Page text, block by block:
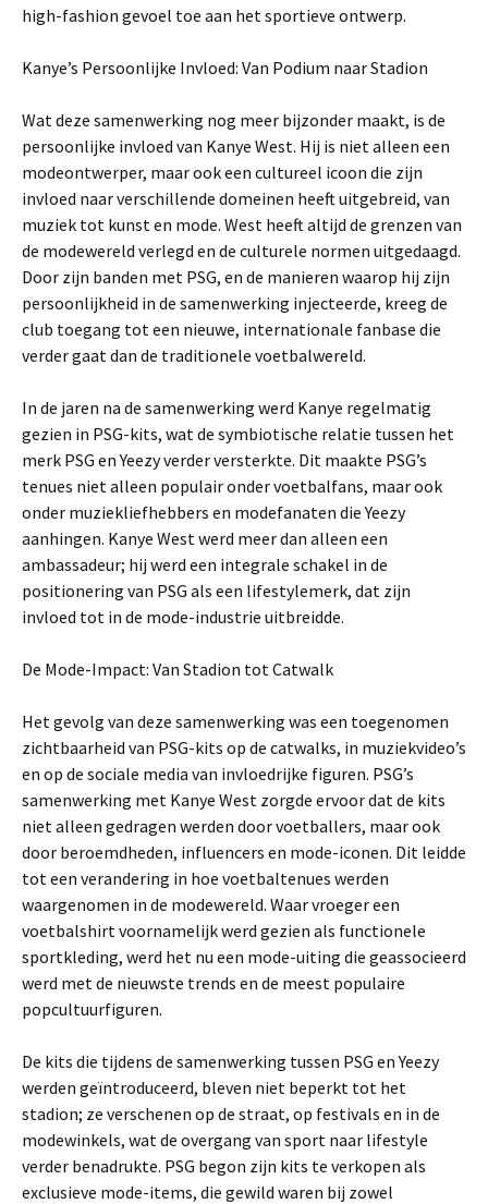
high-fashion gevoel toe aan het sportieve ontwerp.
Kanye’s Persoonlijke Invloed: Van Podium naar Stadion
Wat deze samenwerking nog meer bijzonder maakt, is de
persoonlijke invloed van Kanye West. Hij is niet alleen een
modeontwerper, maar ook een cultureel icoon die zijn
invloed naar verschillende domeinen heeft uitgebreid, van
muziek tot kunst en mode. West heeft altijd de grenzen van
de modewereld verlegd en de culturele normen uitgedaagd.
Door zijn banden met PSG, en de manieren waarop hij zijn
persoonlijkheid in de samenwerking injecteerde, kreeg de
club toegang tot een nieuwe, internationale fanbase die
verder gaat dan de traditionele voetbalwereld.
In de jaren na de samenwerking werd Kanye regelmatig
gezien in PSG-kits, wat de symbiotische relatie tussen het
merk PSG en Yeezy verder versterkte. Dit maakte PSG’s
tenues niet alleen populair onder voetbalfans, maar ook
onder muziekliefhebbers en modefanaten die Yeezy
aanhingen. Kanye West werd meer dan alleen een
ambassadeur; hij werd een integrale schakel in de
positionering van PSG als een lifestylemerk, dat zijn
invloed tot in de mode-industrie uitbreidde.
De Mode-Impact: Van Stadion tot Catwalk
Het gevolg van deze samenwerking was een toegenomen
zichtbaarheid van PSG-kits op de catwalks, in muziekvideo’s
en op de sociale media van invloedrijke figuren. PSG’s
samenwerking met Kanye West zorgde ervoor dat de kits
niet alleen gedragen werden door voetballers, maar ook
door beroemdheden, influencers en mode-iconen. Dit leidde
tot een verandering in hoe voetbaltenues werden
waargenomen in de modewereld. Waar vroeger een
voetbalshirt voornamelijk werd gezien als functionele
sportkleding, werd het nu een mode-uiting die geassocieerd
werd met de nieuwste trends en de meest populaire
popcultuurfiguren.
De kits die tijdens de samenwerking tussen PSG en Yeezy
werden geïntroduceerd, bleven niet beperkt tot het
stadion; ze verschenen op de straat, op festivals en in de
modewinkels, wat de overgang van sport naar lifestyle
verder benadrukte. PSG begon zijn kits te verkopen als
exclusieve mode-items, die gewild waren bij zowel